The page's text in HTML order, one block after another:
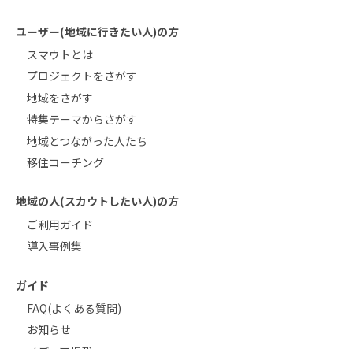
ユーザー(地域に行きたい人)の方
スマウトとは
プロジェクトをさがす
地域をさがす
特集テーマからさがす
地域とつながった人たち
移住コーチング
地域の人(スカウトしたい人)の方
ご利用ガイド
導入事例集
ガイド
FAQ(よくある質問)
お知らせ